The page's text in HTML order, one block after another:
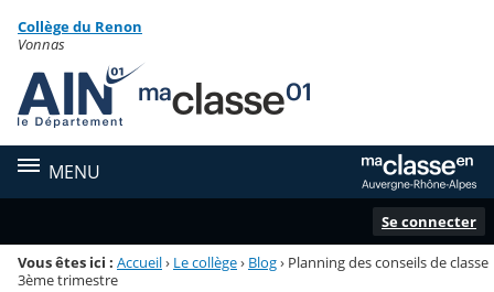
Menu de la rubrique
Contenu
Collège du Renon
Vonnas
MENU
Se connecter
Vous êtes ici : Accueil› Le collège› Blog› Planning des conseils de classe
3ème trimestre